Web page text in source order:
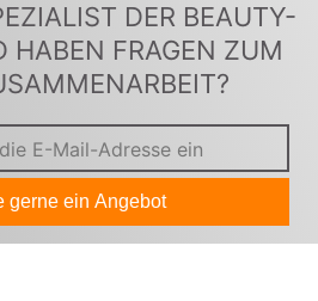
DER BEAUTY-
HABEN FRAGEN ZUM
gerne ein Angebot